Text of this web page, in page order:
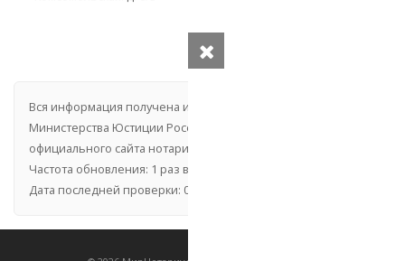
Вся информация получена из открытого реестра
Министерства Юстиции Российской Федерации и с
официального сайта нотариальной палаты Омской области.
Частота обновления: 1 раз в неделю.
Дата последней проверки: 03.08.2026